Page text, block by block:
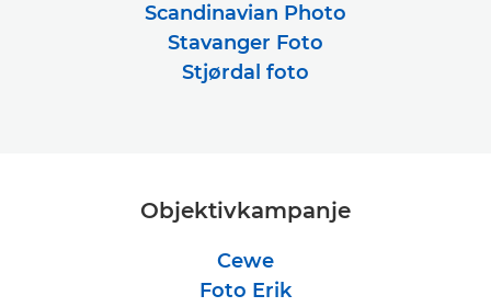
Scandinavian Photo
Stavanger Foto
Stjørdal foto
Objektivkampanje
Cewe
Foto Erik